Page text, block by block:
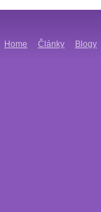
Home Články Blogy